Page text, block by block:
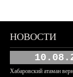
НОВОСТИ
Хабаровский атаман